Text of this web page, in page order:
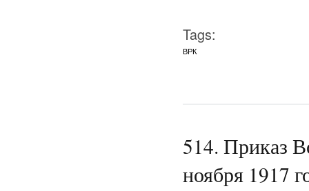
Tags:
ВРК
514. Приказ
ноября 1917